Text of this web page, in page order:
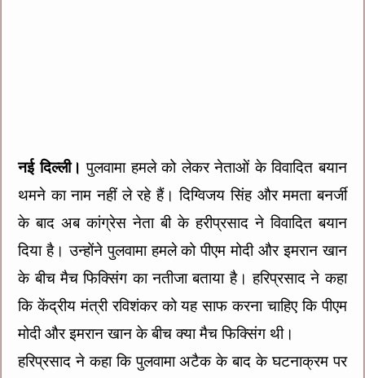
नई दिल्ली। पुलवामा हमले को लेकर नेताओं के विवादित बयान
थमने का नाम नहीं ले रहे हैं। दिग्विजय सिंह और ममता बनर्जी
के बाद अब कांग्रेस नेता बी के हरीप्रसाद ने विवादित बयान
दिया है। उन्होंने पुलवामा हमले को पीएम मोदी और इमरान खान
के बीच मैच फिक्सिंग का नतीजा बताया है। हरिप्रसाद ने कहा
कि केंद्रीय मंत्री रविशंकर को यह साफ करना चाहिए कि पीएम
मोदी और इमरान खान के बीच क्या मैच फिक्सिंग थी।
हरिप्रसाद ने कहा कि पुलवामा अटैक के बाद के घटनाक्रम पर